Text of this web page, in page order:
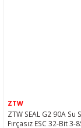
ZTW
ZTW SEAL G2 90A Su
Fırçasız ESC 32-Bit 3-